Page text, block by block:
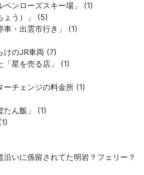
ペンローズスキー場」 (1)
ょう）」 (5)
車・出雲市行き」 (1)
けのJR車両 (7)
「星を売る店」 (1)
ーチェンジの料金所 (1)
たん飯」 (1)
沿いに係留されてた明岩？フェリー？